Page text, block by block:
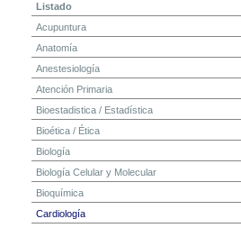
Listado
Acupuntura
Anatomía
Anestesiología
Atención Primaria
Bioestadistica / Estadística
Bioética / Ética
Biología
Biología Celular y Molecular
Bioquímica
Cardiología